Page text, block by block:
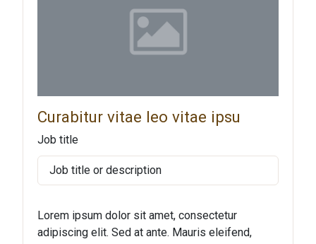
Curabitur vitae leo vitae ipsu
Job title
Job title or description
Lorem ipsum dolor sit amet, consectetur
adipiscing elit. Sed at ante. Mauris eleifend,